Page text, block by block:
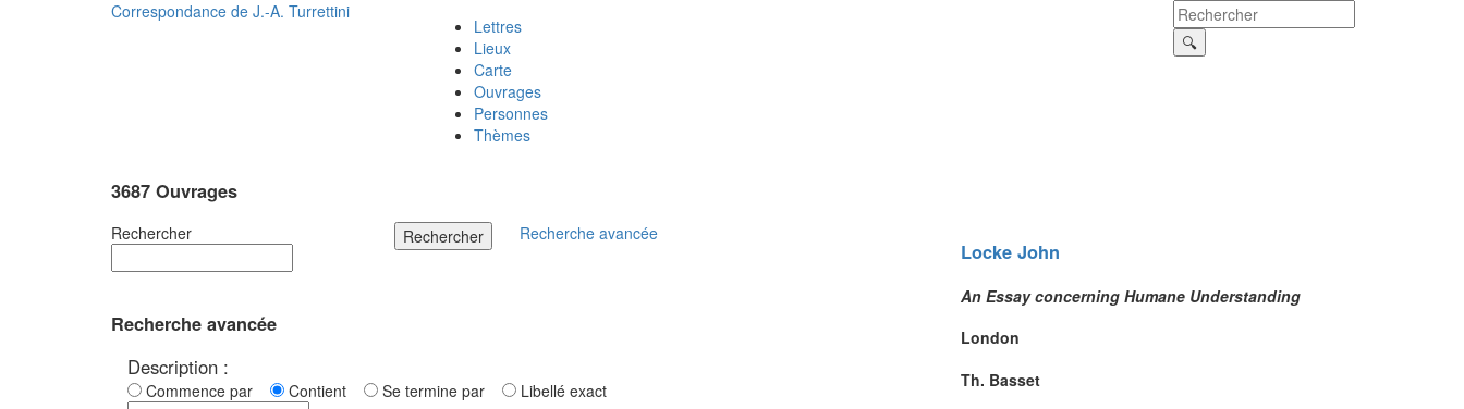
Correspondance de J.-A. Turrettini
Lettres
Lieux
Carte
Ouvrages
Personnes
Thèmes
3687 Ouvrages
Rechercher Rechercher Recherche avancée
Recherche avancée
Description :
Commence par Contient Se termine par Libellé exact
Locke John
An Essay concerning Humane Understanding
London
Th. Basset